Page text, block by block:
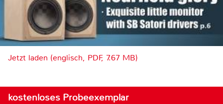
Jetzt laden (englisch, PDF, 7.67 MB)
kostenloses Probeexemplar